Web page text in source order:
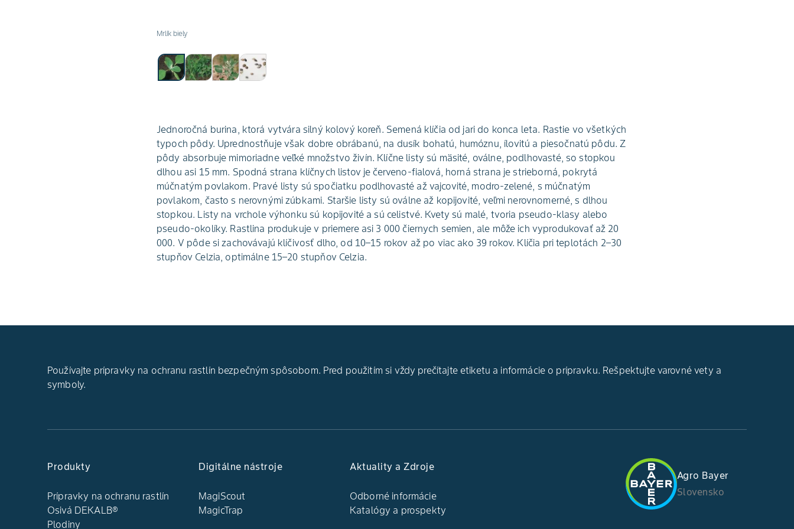
Mrlík biely
Jednoročná burina, ktorá vytvára silný kolový koreň. Semená klíčia od jari do konca leta. Rastie vo všetkých
typoch pôdy. Uprednostňuje však dobre obrábanú, na dusík bohatú, humóznu, ílovitú a piesočnatú pôdu. Z
pôdy absorbuje mimoriadne veľké množstvo živín. Klíčne listy sú mäsité, oválne, podlhovasté, so stopkou
dlhou asi 15 mm. Spodná strana klíčnych listov je červeno-fialová, horná strana je strieborná, pokrytá
múčnatým povlakom. Pravé listy sú spočiatku podlhovasté až vajcovité, modro-zelené, s múčnatým
povlakom, často s nerovnými zúbkami. Staršie listy sú oválne až kopijovité, veľmi nerovnomerné, s dlhou
stopkou. Listy na vrchole výhonku sú kopijovité a sú celistvé. Kvety sú malé, tvoria pseudo-klasy alebo
pseudo-okolíky. Rastlina produkuje v priemere asi 3 000 čiernych semien, ale môže ich vyprodukovať až 20
000. V pôde si zachovávajú klíčivosť dlho, od 10–15 rokov až po viac ako 39 rokov. Klíčia pri teplotách 2–30
stupňov Celzia, optimálne 15–20 stupňov Celzia.
Používajte prípravky na ochranu rastlín bezpečným spôsobom. Pred použitím si vždy prečítajte etiketu a informácie o prípravku. Rešpektujte varovné vety a
symboly.
Produkty
Prípravky na ochranu rastlín
Osivá DEKALB®
Plodiny
Digitálne nástroje
MagiScout
MagicTrap
Aktuality a Zdroje
Odborné informácie
Katalógy a prospekty
Agro Bayer
Slovensko